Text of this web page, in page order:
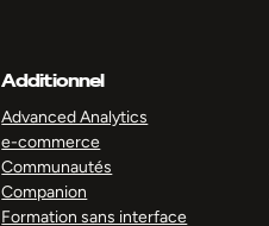
Additionnel
Advanced Analytics
e-commerce
Communautés
Companion
Formation sans interface